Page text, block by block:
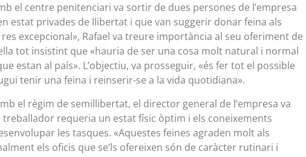
el centre penitenciari va sortir de dues persones de l’empresa
estat privades de llibertat i que van suggerir donar feina als
excepcional», Rafael va treure importància al seu oferiment de
tot insistint que «hauria de ser una cosa molt natural i normal
estan al país». L’objectiu, va prosseguir, «és fer tot el possible
tenir una feina i reinserir-se a la vida quotidiana».
el règim de semillibertat, el director general de l’empresa va
requeria un estat físic òptim i els coneixements
les tasques. «Aquestes feines agraden molt als
els oficis que se’ls ofereixen són de caràcter rutinari i